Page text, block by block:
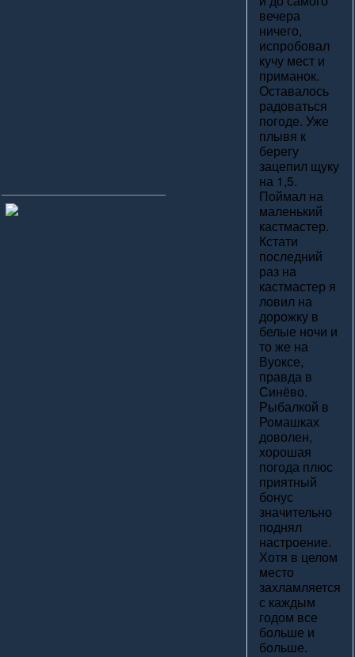
вечера
ничего,
испробовал
кучу мест и
приманок.
Оставалось
радоваться
погоде. Уже
плывя к
берегу
зацепил щуку
на 1,5.
Поймал на
маленький
кастмастер.
Кстати
последний
раз на
кастмастер я
ловил на
дорожку в
белые ночи и
то же на
Вуоксе,
правда в
Синёво.
Рыбалкой в
Ромашках
доволен,
хорошая
погода плюс
приятный
бонус
значительно
поднял
настроение.
Хотя в целом
место
захламляется
с каждым
годом все
больше и
больше.